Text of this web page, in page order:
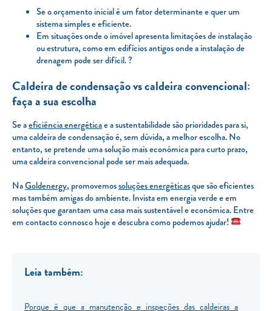
Se o orçamento inicial é um fator determinante e quer um
sistema simples e eficiente.
Em situações onde o imóvel apresenta limitações de instalação
ou estrutura, como em edifícios antigos onde a instalação de
drenagem pode ser difícil. ?
Caldeira de condensação vs caldeira convencional:
faça a sua escolha
Se aeficiência energéticae a sustentabilidade são prioridades para si,
uma caldeira de condensação é, sem dúvida, a melhor escolha. No
entanto, se pretende uma solução mais económica para curto prazo,
uma caldeira convencional pode ser mais adequada.
NaGoldenergy, promovemossoluções energéticasque são eficientes
mas também amigas do ambiente. Invista em energia verde e em
soluções que garantam uma casa mais sustentável e económica. Entre
em contacto connosco hoje e descubra como podemos ajudar!
Leia também:
Porque é que a manutenção e inspeções das caldeiras a